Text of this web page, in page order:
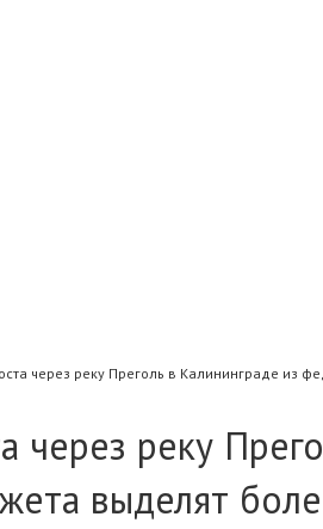
через реку Преголь в Калининграде из
через реку
выделят